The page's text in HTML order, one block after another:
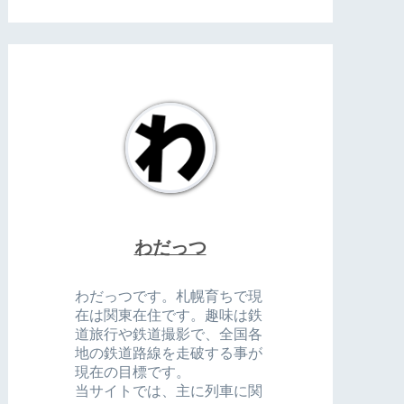
わだっつ
わだっつです。札幌育ちで現
在は関東在住です。趣味は鉄
道旅行や鉄道撮影で、全国各
地の鉄道路線を走破する事が
現在の目標です。
当サイトでは、主に列車に関